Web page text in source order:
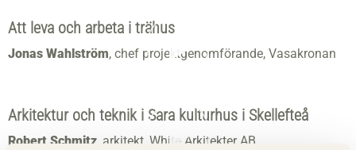
Att leva och arbeta i trähus
Jonas Wahlström, chef projektgenomförande, Vasakronan
Arkitektur och teknik i Sara kulturhus i Skellefteå
Robert Schmitz , arkitekt, White Arkitekter AB